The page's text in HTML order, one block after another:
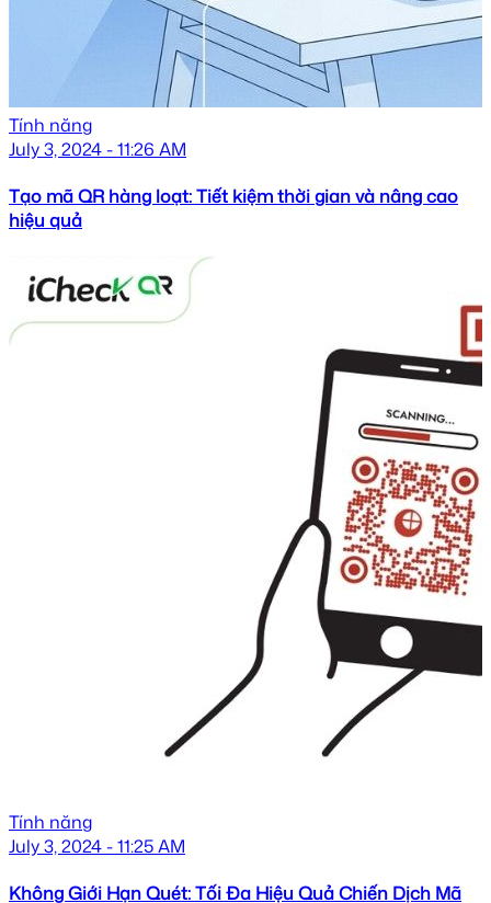
Tính năng
July 3, 2024 - 11:26 AM
Tạo mã QR hàng loạt: Tiết kiệm thời gian và nâng cao
hiệu quả
Tính năng
July 3, 2024 - 11:25 AM
Không Giới Hạn Quét: Tối Đa Hiệu Quả Chiến Dịch Mã